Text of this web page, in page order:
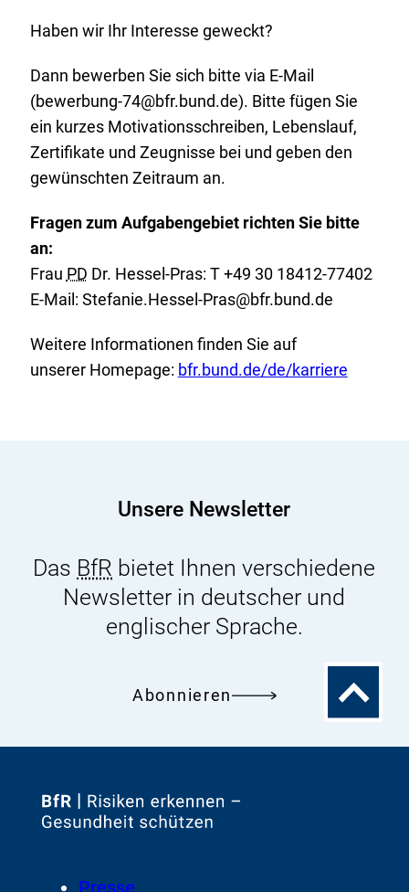
Haben wir Ihr Interesse geweckt?
Dann bewerben Sie sich bitte via E-Mail
(bewerbung-74@bfr.bund.de). Bitte fügen Sie
ein kurzes Motivationsschreiben, Lebenslauf,
Zertifikate und Zeugnisse bei und geben den
gewünschten Zeitraum an.
Fragen zum Aufgabengebiet richten Sie bitte
an:
Frau PD Dr. Hessel-Pras: T +49 30 18412-77402
E-Mail: Stefanie.Hessel-Pras@bfr.bund.de
Weitere Informationen finden Sie auf
unserer Homepage: E
e
L
i
n
bfr.bund.de/de/karriere
Unsere Newsletter
Das BfR bietet Ihnen verschiedene
Newsletter in deutscher und
englischer Sprache.
Abonnieren
Zum
Zur
Footer